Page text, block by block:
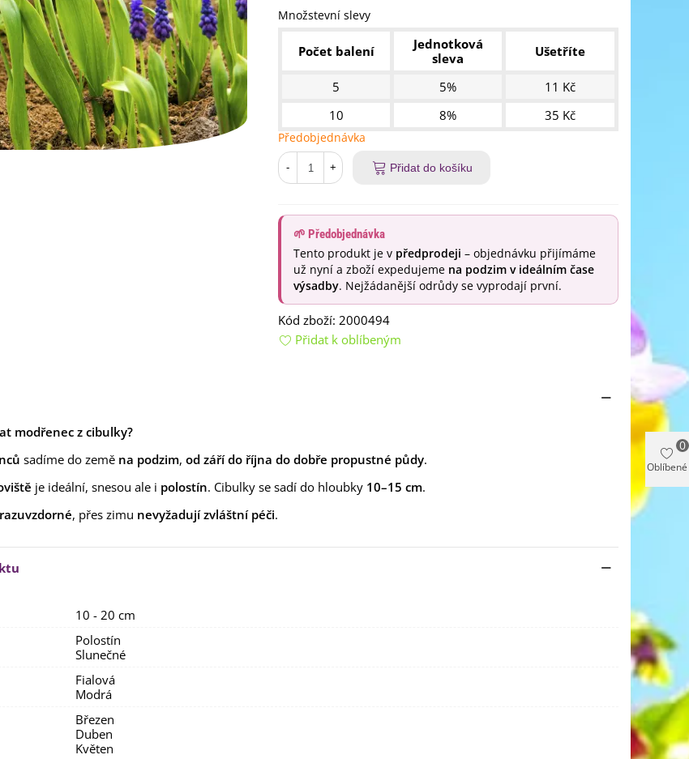
bomby - dárkový
Kč -30%
Baby Blue -
Množstevní slevy
Počet balení
Jednotková
sleva
Ušetříte
5 5%
11 Kč
10
8% 35 Kč
Předobjednávka
- + Přidat do košíku
🌱 Předobjednávka
Tento produkt je v předprodeji – objednávku přijímáme
už nyní a zboží expedujeme na podzim v ideálním čase
výsadby. Nejžádanější odrůdy se vyprodají první.
Kód zboží: 2000494
Přidat k oblíbeným
modřenec z cibulky?
sadíme do země na podzim, od září do října do dobře propustné půdy.
je ideální, snesou ale i polostín. Cibulky se sadí do hloubky 10–15 cm.
, přes zimu nevyžadují zvláštní péči.
10 - 20 cm
Polostín
Slunečné
Fialová
Modrá
Březen
Duben
Květen
Oblíbené
0